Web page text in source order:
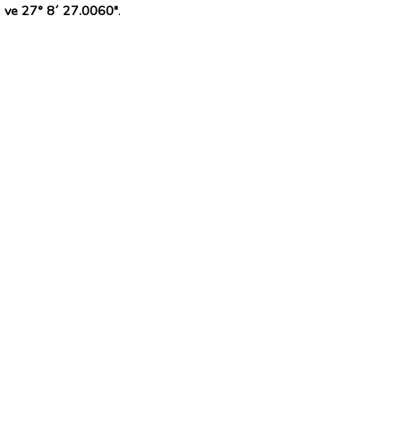
ve 27° 8´ 27.0060".